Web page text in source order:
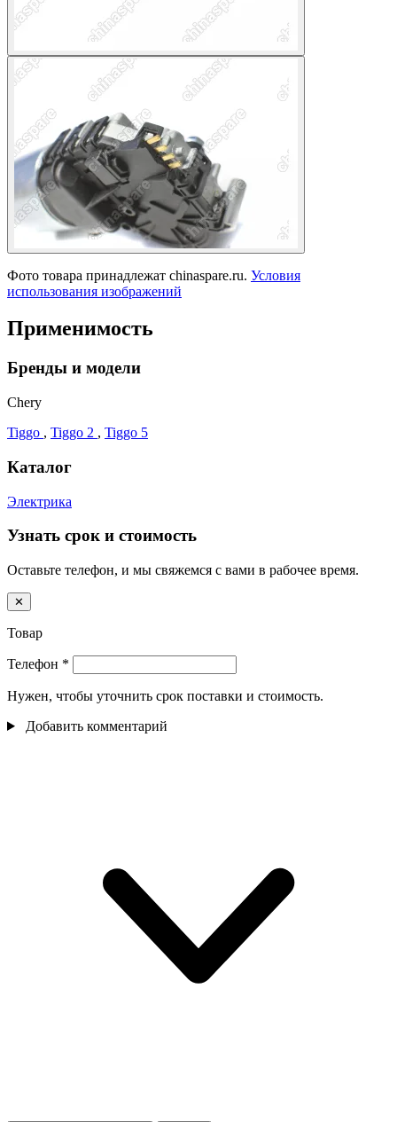
Фото товара принадлежат chinaspare.ru. Условия
использования изображений
Применимость
Бренды и модели
Chery
Tiggo , Tiggo 2 , Tiggo 5
Каталог
Электрика
Узнать срок и стоимость
Оставьте телефон, и мы свяжемся с вами в рабочее время.
✕
Товар
Телефон *
Нужен, чтобы уточнить срок поставки и стоимость.
Добавить комментарий